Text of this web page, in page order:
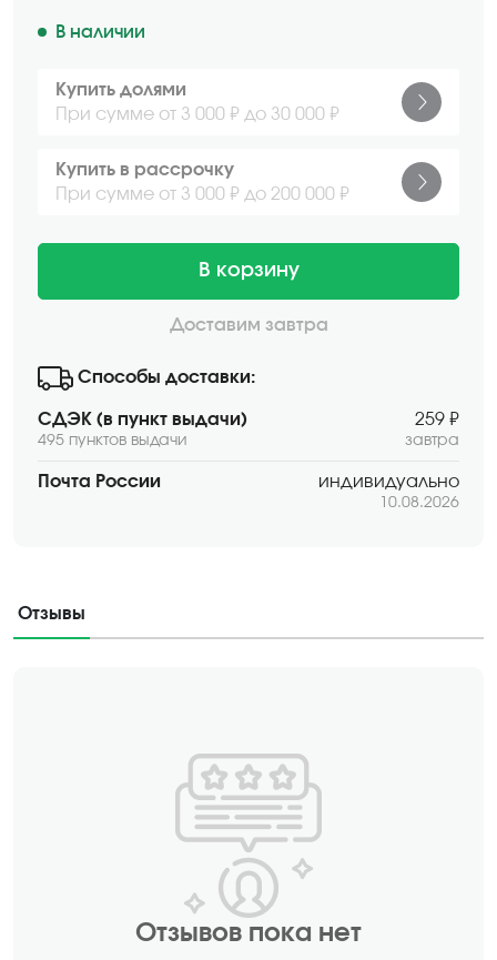
В наличии
Купить долями
При сумме от 3 000 ₽ до 30 000 ₽
Купить в рассрочку
При сумме от 3 000 ₽ до 200 000 ₽
В корзину
Доставим завтра
Способы доставки:
СДЭК (в пункт выдачи)
495 пунктов выдачи
259 ₽
завтра
Почта России индивидуально
10.08.2026
Отзывы
Отзывов пока нет